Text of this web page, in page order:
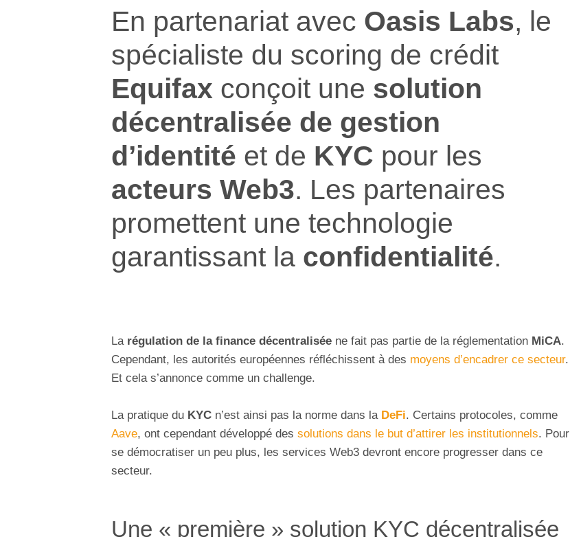
En partenariat avec Oasis Labs, le
spécialiste du scoring de crédit
Equifax conçoit une solution
décentralisée de gestion
d’identité et de KYC pour les
acteurs Web3. Les partenaires
promettent une technologie
garantissant la confidentialité.
La régulation de la finance décentralisée ne fait pas partie de la réglementation MiCA.
Cependant, les autorités européennes réfléchissent à des moyens d’encadrer ce secteur.
Et cela s’annonce comme un challenge.
La pratique du KYC n’est ainsi pas la norme dans la DeFi. Certains protocoles, comme
Aave, ont cependant développé des solutions dans le but d’attirer les institutionnels. Pour
se démocratiser un peu plus, les services Web3 devront encore progresser dans ce
secteur.
Une « première » solution KYC décentralisée